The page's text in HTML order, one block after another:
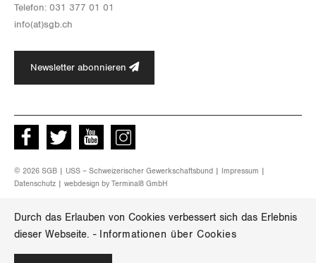
Durch das Erlauben von Cookies verbessert sich das Erlebnis
dieser Webseite. - Informationen über Cookies
Te­le­fon: 031 377 01 01
info(at)​sgb.​ch
Newsletter abonnieren
Facebook Twitter Youtube instagram
© 2026 SGB | USS – Schweizerischer Gewerkschaftsbund | Impressum
Datenschutz | webdesign by Terminal8 GmbH